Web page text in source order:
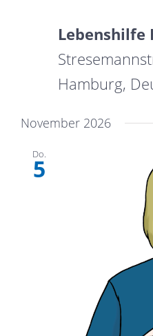
Lebenshilfe
Hamburg,
November 2026
Do.
5